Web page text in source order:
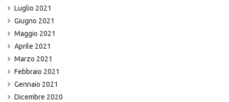
Luglio 2021
Giugno 2021
Maggio 2021
Aprile 2021
Marzo 2021
Febbraio 2021
Gennaio 2021
Dicembre 2020